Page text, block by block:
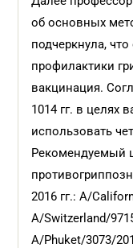
об основных
подчеркнула,
профилактики
вакцинация.
1014 гг. в целях
использовать
Рекомендуемый
2016 гг.: A/
A/Switzerland/
A/Phuket/3073/